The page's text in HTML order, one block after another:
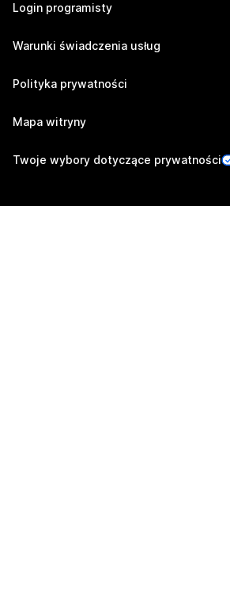
Login programisty
Warunki świadczenia usług
Polityka prywatności
Mapa witryny
Twoje wybory dotyczące prywatności